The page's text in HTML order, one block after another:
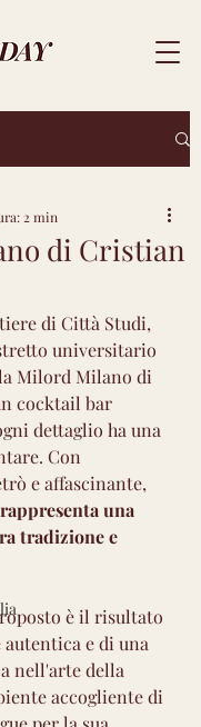
di Cristian
2 min
di Città Studi,
universitario
Milord Milano di
cocktail bar
dettaglio ha una
Con
e affascinante,
una
tradizione e
è il risultato
e di una
nell'arte della
accogliente di